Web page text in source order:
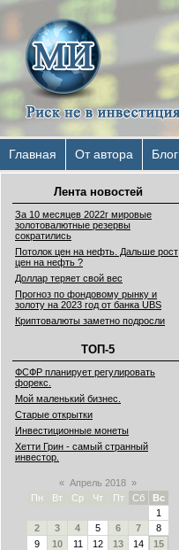
Главная От автора Блог
Лента новостей
За 10 месяцев 2022г мировые
золотовалютные резервы
сократились
Потолок цен на нефть. Дальше рост
цен на нефть ?
Доллар теряет свой вес
Прогноз по фондовому рынку и
золоту на 2023 год от банка UBS
Криптовалюты заметно подросли
ТОП-5
ФСФР планирует регулировать
форекс.
Мой маленький бизнес.
Старые открытки
Инвестиционные монеты
Хетти Грин - самый странный
инвестор.
« Апрель 2018 »
Пн
Вт Ср Чт Пт Сб
Вс
1
2
3 4 5 6 7
8
9
10 11 12 13 14
15